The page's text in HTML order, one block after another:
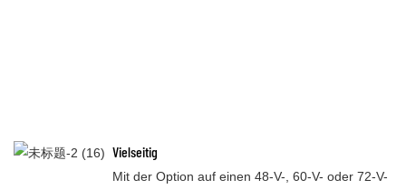
Vielseitig
Mit der Option auf einen 48-V-, 60-V- oder 72-V-